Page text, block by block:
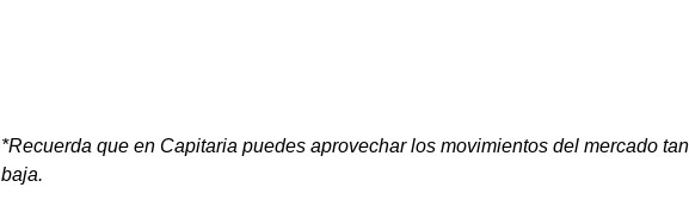
*Recuerda que en Capitaria puedes aprovechar los movimientos del mercado
baja.